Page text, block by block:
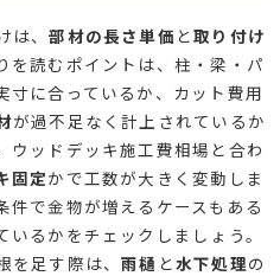
は、部材の長さ単価 と取り付け
を読むポイントは、柱・梁・パ
寸に合っているか、カット費用
が過不足なく計上されているか
ウッドデッキ施工費相場と合わ
固定かで工数が大きく変動しま
件で金物が増えるケースもある
いるかをチェックしましょう。
を足す際は、雨樋 と水下処理の